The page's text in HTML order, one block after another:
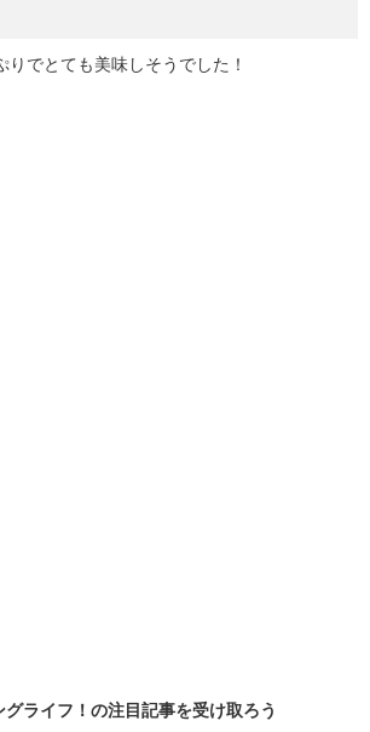
りでとても美味しそうでした！
グライフ！の注目記事を受け取ろう